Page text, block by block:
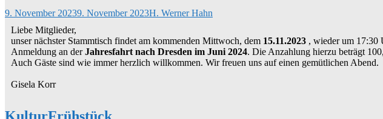
9. November 20239. November 2023H. Werner Hahn
Liebe Mitglieder,
unser nächster Stammtisch findet am kommenden Mittwoch, dem 15.11.2023 , wieder um 17:30
Anmeldung an derJahresfahrt nach Dresden im Juni 2024. Die Anzahlung hierzu beträgt
Auch Gäste sind wie immer herzlich willkommen. Wir freuen uns auf einen gemütlichen Abend.
Gisela Korr